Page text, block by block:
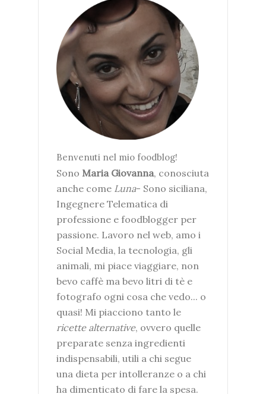
Benvenuti nel mio foodblog!
Sono Maria Giovanna, conosciuta
anche come Luna- Sono siciliana,
Ingegnere Telematica di
professione e foodblogger per
passione. Lavoro nel web, amo i
Social Media, la tecnologia, gli
animali, mi piace viaggiare, non
bevo caffè ma bevo litri di tè e
fotografo ogni cosa che vedo... o
quasi! Mi piacciono tanto le
ricette alternative, ovvero quelle
preparate senza ingredienti
indispensabili, utili a chi segue
una dieta per intolleranze o a chi
ha dimenticato di fare la spesa.